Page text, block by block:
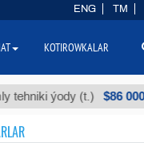
ýody (t.) $86 000
ENG TM
KOTIROWKALAR